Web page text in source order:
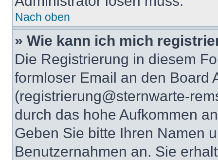
Nach oben
» Wie kann ich mich
Die Registrierung in diesem
formloser Email an den Board
(registrierung@sternwarte-
durch das hohe Aufkommen
Geben Sie bitte Ihren Namen
Benutzernahmen an. Sie